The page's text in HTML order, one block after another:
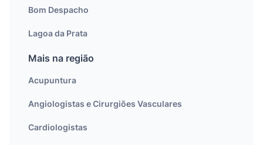
Bom Despacho
Lagoa da Prata
Mais na região
Acupuntura
Angiologistas e Cirurgiões Vasculares
Cardiologistas